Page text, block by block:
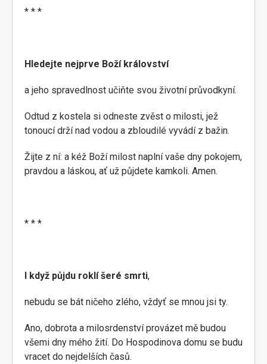
* * *
Hledejte nejprve Boží království
a jeho spravedlnost učiňte svou životní průvodkyní.
Odtud z kostela si odneste zvěst o milosti, jež
tonoucí drží nad vodou a zbloudilé vyvádí z bažin.
Žijte z ní: a kéž Boží milost naplní vaše dny pokojem,
pravdou a láskou, ať už půjdete kamkoli. Amen.
* * *
I když půjdu roklí šeré smrti,
nebudu se bát ničeho zlého, vždyť se mnou jsi ty.
Ano, dobrota a milosrdenství provázet mě budou
všemi dny mého žití. Do Hospodinova domu se budu
vracet do nejdelších časů.